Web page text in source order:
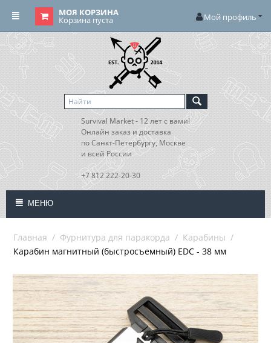
МОЯ КОРЗИНА
Корзина пуста Мой профиль
Survival Market - 12 лет с вами!
Онлайн заказ и доставка
по Санкт-Петербургу, Москве
и всей России
+7 812 222-20-30
МЕНЮ
Главная / Фурнитура для паракорда / Карабины /
Карабин магнитный (быстросъемный) EDC - 38 мм